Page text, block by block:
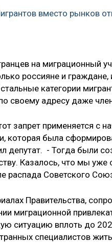
вместо рынков
на миграционный
россияне и
категории
своему адресу даже
запрет применяется с
которая была
депутат. - Тогда были
Казалось, что мы
распада Советского
Правительства,
миграционной
ситуацию вплоть до
специалистов